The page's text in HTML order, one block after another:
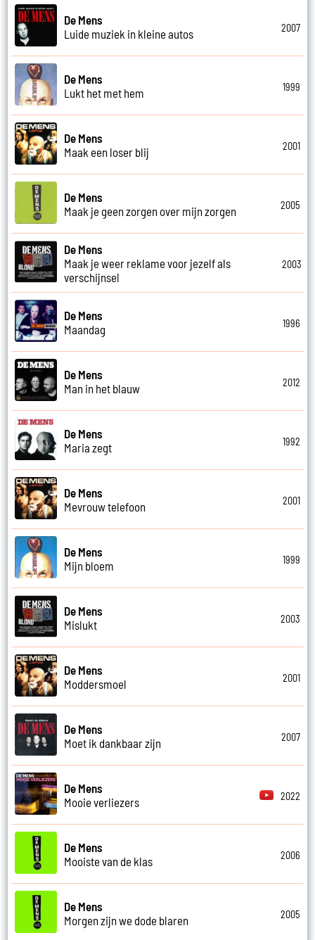
De Mens
Luide muziek in kleine autos
2007
De Mens
Lukt het met hem
1999
De Mens
Maak een loser blij
2001
De Mens
Maak je geen zorgen over mijn zorgen
2005
De Mens
Maak je weer reklame voor jezelf als
verschijnsel
2003
De Mens
Maandag
1996
De Mens
Man in het blauw
2012
De Mens
Maria zegt
1992
De Mens
Mevrouw telefoon
2001
De Mens
Mijn bloem
1999
De Mens
Mislukt
2003
De Mens
Moddersmoel
2001
De Mens
Moet ik dankbaar zijn
2007
De Mens
Mooie verliezers
2022
De Mens
Mooiste van de klas
2006
De Mens
Morgen zijn we dode blaren
2005